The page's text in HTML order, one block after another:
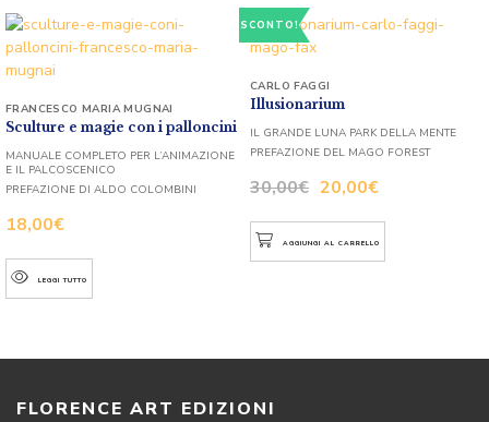
Sculture e magie con i palloncini
18,00€
FRANCESCO MARIA MUGNAI
MANUALE COMPLETO PER L’ANIMAZIONE
E IL PALCOSCENICO
PREFAZIONE DI ALDO COLOMBINI
LEGGI TUTTO
SCONTO!
Illusionarium
30,00€ 20,00€
CARLO FAGGI
IL GRANDE LUNA PARK DELLA MENTE
PREFAZIONE DEL MAGO FOREST
AGGIUNGI AL CARRELLO
FLORENCE ART EDIZIONI